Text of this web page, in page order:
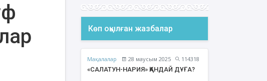
Көп оқылған жазбалар
Мақалалар 28 маусым 2025
114318
«САЛАТУН-НАРИЯ» ҚАНДАЙ ДҰҒА?